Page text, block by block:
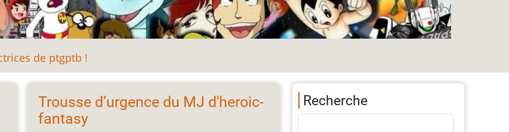
de ptgptb !
Trousse d’urgence du MJ d'heroic-
fantasy
Recherche